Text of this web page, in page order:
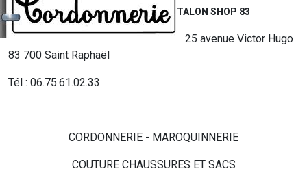
TALON SHOP 83
25 avenue Victor Hugo
83 700 Saint Raphaël
Tél : 06.75.61.02.33
CORDONNERIE - MAROQUINNERIE
COUTURE CHAUSSURES ET SACS